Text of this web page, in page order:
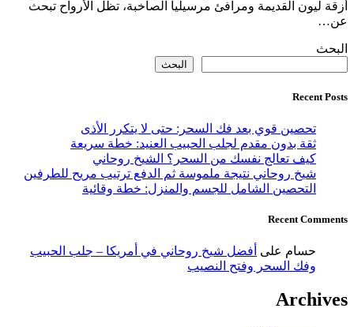
أزقة ليون القديمة ومرافئ مرسيليا الصاخبة، تظل الأرواح تبحث
عن…
البحث
البحث
Recent Posts
تحصين قوي بعد فك السحر: حتى لا يتكرر الأذى
ثقة بدون مقدم لجلب الحبيب العنيد: خطة سريعة
كيف تعالج نفسك من السحر؟ الشيخ روحاني
شيخ روحاني نتيجة ملموسة ثم الدفع ترتيب مريح للطرفين
التحصين الشامل للجسم والمنزل: خطة وقائية
Recent Comments
حسام على أفضل شيخ روحاني في أمريكا – جلب الحبيب
وفك السحر وفتح النصيب
Archives